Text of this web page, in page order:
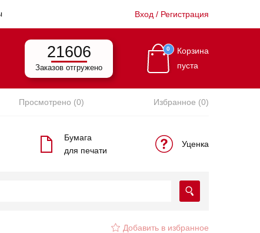
Вход / Регистрация
21606
Заказов отгружено
0
Корзина
пуста
Просмотрено (0) Избранное (0)
Бумага
для печати
Уценка
Добавить в избранное